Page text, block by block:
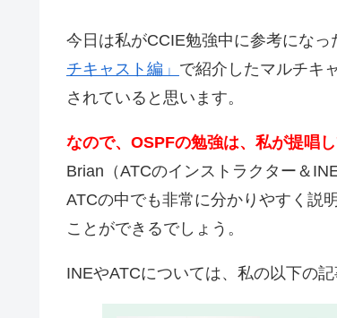
今日は私がCCIE勉強中に参考にな
チキャスト編」 で紹介したマルチキ
されていると思います。
なので、OSPFの勉強は、私が提唱
Brian（ATCのインストラクター＆
ATCの中でも非常に分かりやすく説
ことができるでしょう。
INEやATCについては、私の以下の